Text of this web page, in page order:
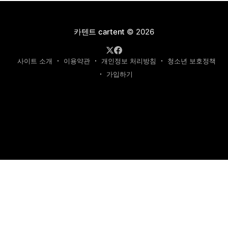
카텐트 cartent © 2026
사이트 소개 이용약관 개인정보 처리방침
청소년 보호정책
가입하기